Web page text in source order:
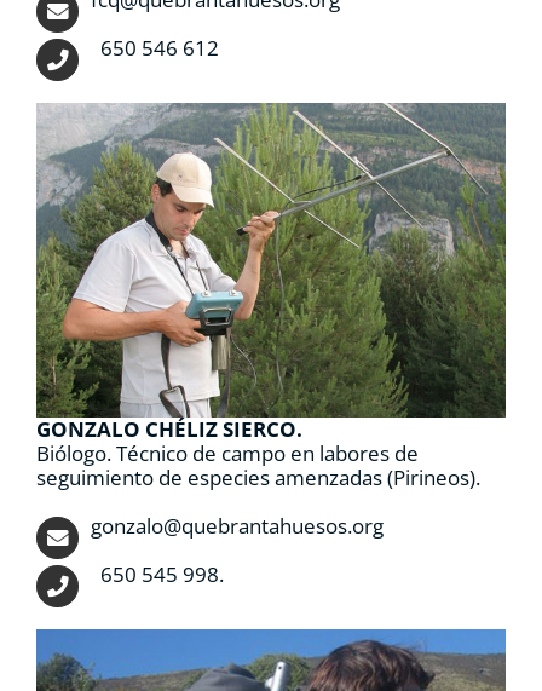
650 546 612
GONZALO CHÉLIZ SIERCO.
Biólogo. Técnico de campo en labores de
seguimiento de especies amenzadas (Pirineos).
gonzalo@quebrantahuesos.org
650 545 998.